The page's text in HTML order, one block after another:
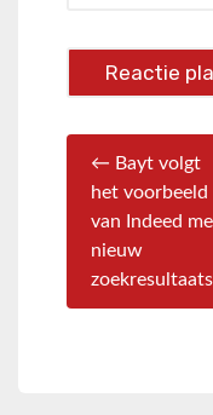
← Bayt volgt
het voorbeeld
van Indeed
nieuw